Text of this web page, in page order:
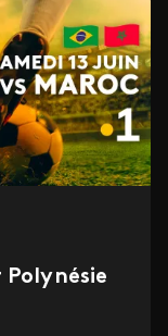
Polynésie